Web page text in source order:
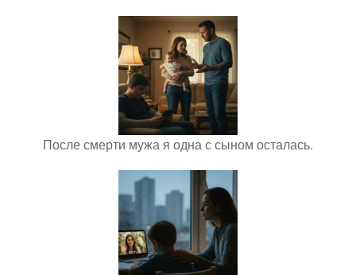
После смерти мужа я одна с сыном осталась.